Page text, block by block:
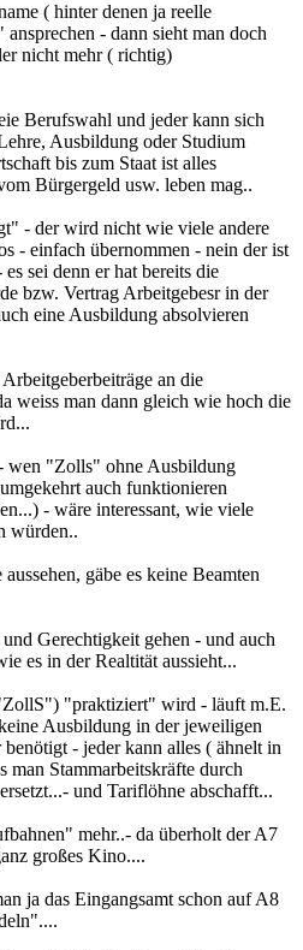
( hinter denen ja reelle
- dann sieht man doch
nicht mehr ( richtig)
Berufswahl und jeder kann sich
Ausbildung oder Studium
bis zum Staat ist alles
Bürgergeld usw. leben mag..
- der wird nicht wie viele andere
- einfach übernommen - nein der ist
sei denn er hat bereits die
bzw. Vertrag Arbeitgebesr in der
eine Ausbildung absolvieren
an die
weiss man dann gleich wie hoch die
wen "Zolls" ohne Ausbildung
auch funktionieren
- wäre interessant, wie viele
würden..
gäbe es keine Beamten
Gerechtigkeit gehen - und auch
es in der Realtität aussieht...
"praktiziert" wird - läuft m.E.
Ausbildung in der jeweiligen
- jeder kann alles ( ähnelt in
man Stammarbeitskräfte durch
und Tariflöhne abschafft...
mehr..- da überholt der A7
großes Kino....
ja das Eingangsamt schon auf A8